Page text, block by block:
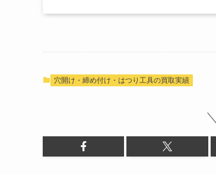
穴開け・締め付け・はつり工具の買取実績